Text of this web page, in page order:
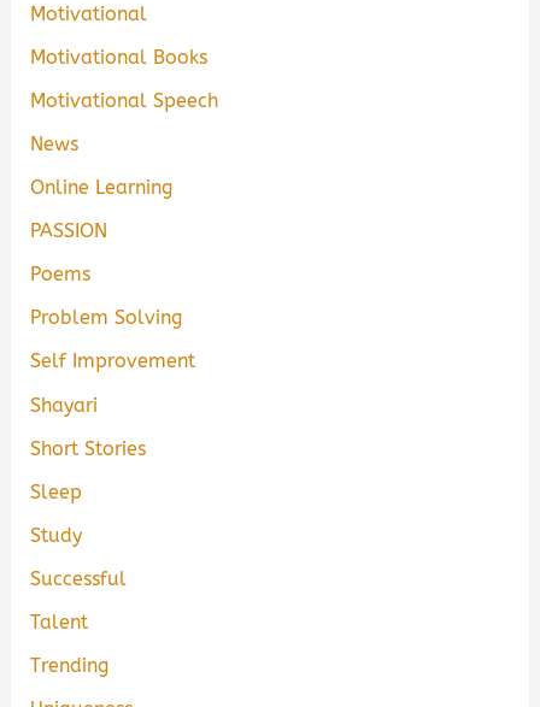
Motivational
Motivational Books
Motivational Speech
News
Online Learning
PASSION
Poems
Problem Solving
Self Improvement
Shayari
Short Stories
Sleep
Study
Successful
Talent
Trending